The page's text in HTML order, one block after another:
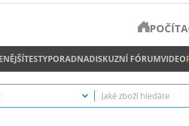
TESTYPORADNADISKUZNÍ FÓRUMVIDEO